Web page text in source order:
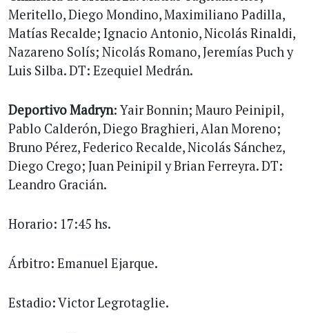
Meritello, Diego Mondino, Maximiliano Padilla,
Matías Recalde; Ignacio Antonio, Nicolás Rinaldi,
Nazareno Solís; Nicolás Romano, Jeremías Puch y
Luis Silba. DT: Ezequiel Medrán.
Deportivo Madryn: Yair Bonnin; Mauro Peinipil,
Pablo Calderón, Diego Braghieri, Alan Moreno;
Bruno Pérez, Federico Recalde, Nicolás Sánchez,
Diego Crego; Juan Peinipil y Brian Ferreyra. DT:
Leandro Gracián.
Horario: 17:45 hs.
Árbitro: Emanuel Ejarque.
Estadio: Victor Legrotaglie.